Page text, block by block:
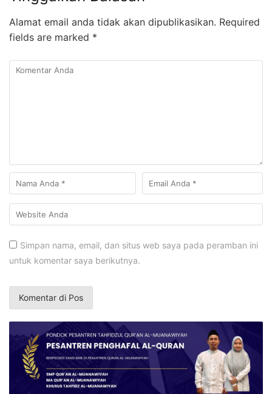
Alamat email anda tidak akan dipublikasikan. Required
fields are marked *
Simpan nama, email, dan situs web saya pada peramban ini
untuk komentar saya berikutnya.